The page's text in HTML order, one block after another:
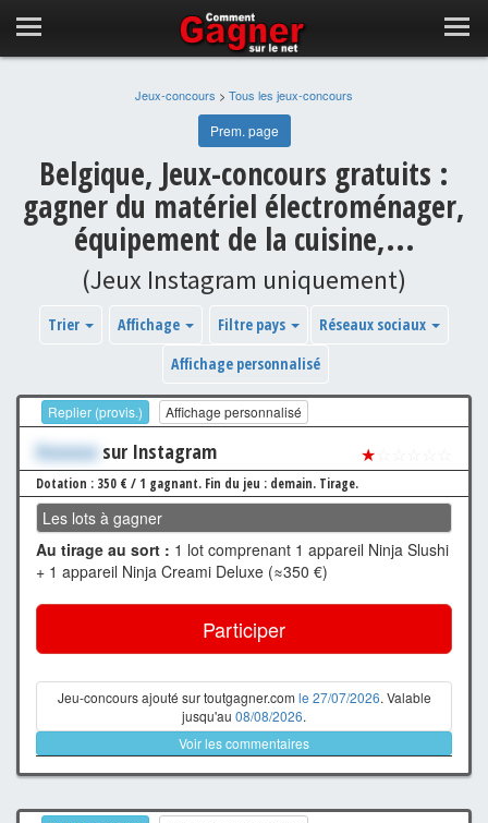
Jeux-concours > Tous les jeux-concours
Prem. page
Belgique, Jeux-concours gratuits :
gagner du matériel électroménager,
équipement de la cuisine,...
(Jeux Instagram uniquement)
Trier Affichage Filtre pays
Réseaux sociaux
Affichage personnalisé
Replier (provis.) Affichage personnalisé
Xxxxxxx sur Instagram ★
Dotation : 350 € / 1 gagnant. Fin du jeu : demain. Tirage.
Les lots à gagner
Au tirage au sort : 1 lot comprenant 1 appareil Ninja Slushi
+ 1 appareil Ninja Creami Deluxe (≈350 €)
Participer
Jeu-concours ajouté sur toutgagner.com le 27/07/2026. Valable
jusqu'au 08/08/2026.
Voir les commentaires